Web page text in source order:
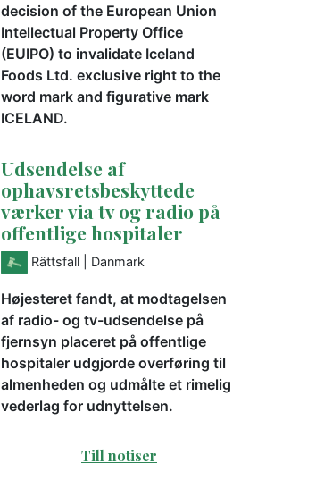
decision of the European Union
Intellectual Property Office
(EUIPO) to invalidate Iceland
Foods Ltd. exclusive right to the
word mark and figurative mark
ICELAND.
Udsendelse af
ophavsretsbeskyttede
værker via tv og radio på
offentlige hospitaler
Rättsfall | Danmark
Højesteret fandt, at modtagelsen
af radio- og tv-udsendelse på
fjernsyn placeret på offentlige
hospitaler udgjorde overføring til
almenheden og udmålte et rimelig
vederlag for udnyttelsen.
Till notiser